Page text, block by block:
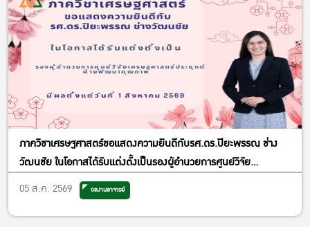
ภาควิชาเศรษฐศาสตร์ขอแสดงความยินดีกับรศ.ดร.ปิยะพรรณ ช่าง
วัฒนชัย ในโอกาสได้รับแต่งตั้งเป็นรองผู้อำนวยการศูนย์วิจัย
เศรษฐศาสตร์ประยุกต์ ฝ่ายพัฒนาคุณภาพ
05 ส.ค. 2569 ผลงานอาจารย์